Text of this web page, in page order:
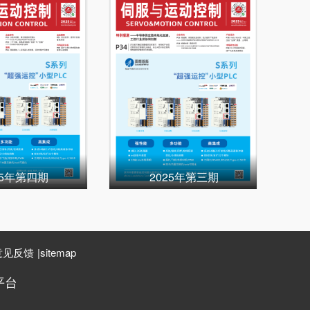
年第四期 2025年第三期
见反馈 |sitemap
台